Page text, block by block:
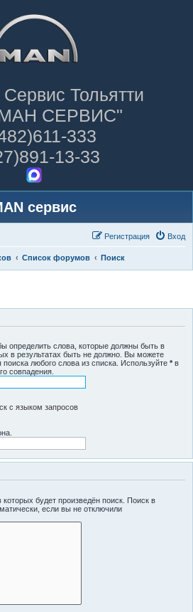
Сервис Тольятти
СЕРВИС"
333
13-33
сервис
Вход
Регистрация
Список форумов Поиск
определить слова, которые должны быть в
в результатах быть не должно. Вы можете
поиска любого слова из списка. Используйте * в
совпадения.
с языком запросов
будет произведён поиск. Поиск в
если вы не отключили